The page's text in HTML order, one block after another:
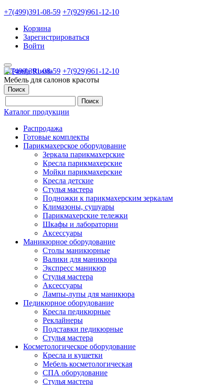
+7(499)391-08-59 +7(929)961-12-10
Корзина
Зарегистрироваться
Войти
+7(499)391-08-59 +7(929)961-12-10
Мебель для салонов красоты
Поиск
Каталог продукции
Распродажа
Готовые комплекты
Парикмахерское оборудование
Зеркала парикмахерские
Кресла парикмахерские
Мойки парикмахерские
Кресла детские
Стулья мастера
Подножки к парикмахерским зеркалам
Климазоны, сушуары
Парикмахерские тележки
Шкафы и лаборатории
Аксессуары
Маникюрное оборудование
Столы маникюрные
Валики для маникюра
Экспресс маникюр
Стулья мастера
Аксессуары
Лампы-лупы для маникюра
Педикюрное оборудование
Кресла педикюрные
Реклайнеры
Подставки педикюрные
Стулья мастера
Косметологическое оборудование
Кресла и кушетки
Мебель косметологическая
СПА оборудование
Стулья мастера